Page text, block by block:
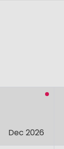
Dec 2026